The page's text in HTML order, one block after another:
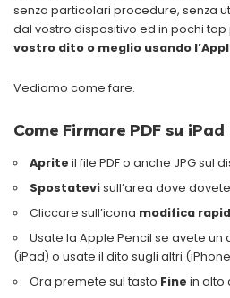
senza particolari procedure, senza
dal vostro dispositivo ed in pochi
vostro dito o meglio usando
Vediamo come fare.
Come Firmare PDF su iPad
Aprite il file PDF o anche JPG sul
Spostatevisull’area dove
Cliccare sull’icona modifica
Usate la Apple Pencil se avete
(iPad) o usate il dito sugli altri
Ora premete sul tasto Fine in alto